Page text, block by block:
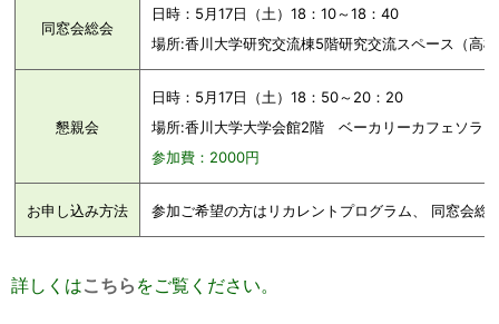
同窓会総会
日時：5月17日（土）18：10～18：40
場所:香川大学研究交流棟5階研究交流スペース（高
懇親会
日時：5月17日（土）18：50～20：20
場所:香川大学大学会館2階 ベーカリーカフェソラ
参加費：2000円
お申し込み方法 参加ご希望の方はリカレントプログラム、 同窓会
詳しくはこちら をご覧ください。